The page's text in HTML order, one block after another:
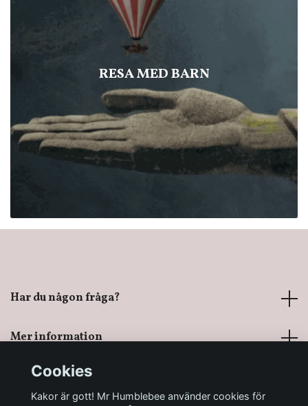
RESA MED BARN
Har du någon fråga?
Mer information
Sociala medier
Cookies
Kakor är gott! Mr Humblebee använder cookies för